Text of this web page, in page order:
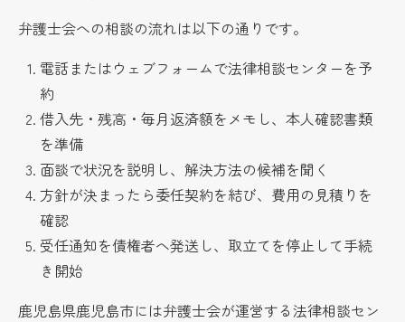
弁護士会への相談の流れは以下の通りです。
電話またはウェブフォームで法律相談センターを予
約
借入先・残高・毎月返済額をメモし、本人確認書類
を準備
面談で状況を説明し、解決方法の候補を聞く
方針が決まったら委任契約を結び、費用の見積りを
確認
受任通知を債権者へ発送し、取立てを停止して手続
き開始
鹿児島県鹿児島市には弁護士会が運営する法律相談セン